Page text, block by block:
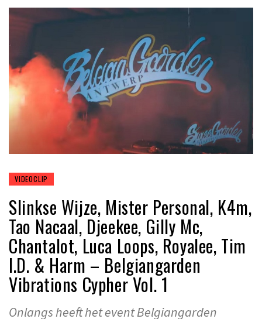
VIDEOCLIP
Slinkse Wijze, Mister Personal, K4m,
Tao Nacaal, Djeekee, Gilly Mc,
Chantalot, Luca Loops, Royalee, Tim
I.D. & Harm – Belgiangarden
Vibrations Cypher Vol. 1
Onlangs heeft het event Belgiangarden